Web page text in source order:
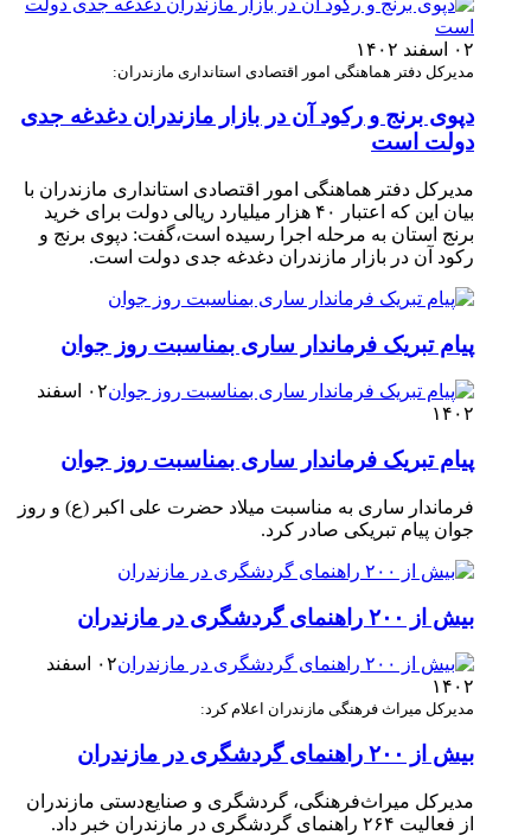
۰۲ اسفند ۱۴۰۲
مدیرکل دفتر هماهنگی امور اقتصادی استانداری مازندران:
دپوی برنج و رکود آن در بازار مازندران دغدغه جدی
دولت است
مدیرکل دفتر هماهنگی امور اقتصادی استانداری مازندران با
بیان این که اعتبار ۴۰ هزار میلیارد ریالی دولت برای خرید
برنج استان به مرحله اجرا رسیده است،گفت: دپوی برنج و
رکود آن در بازار مازندران دغدغه جدی دولت است. ‎
پیام تبریک فرماندار ساری بمناسبت روز جوان
۰۲ اسفند
۱۴۰۲
پیام تبریک فرماندار ساری بمناسبت روز جوان
فرماندار ساری به مناسبت میلاد حضرت علی اکبر (ع) و روز
جوان پیام تبریکی صادر کرد. ‎ ‎
بیش از ۲۰۰ راهنمای گردشگری در مازندران
۰۲ اسفند
۱۴۰۲
مدیرکل میراث فرهنگی مازندران اعلام کرد:
بیش از ۲۰۰ راهنمای گردشگری در مازندران
مدیرکل میراث‌فرهنگی، گردشگری و صنایع‌دستی مازندران
از فعالیت ۲۶۴ راهنمای گردشگری در مازندران خبر داد.